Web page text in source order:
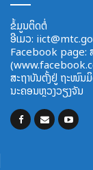
ຂໍ້ມູນຕິດຕໍ່
ອີ​ເມວ:
Facebook page:
ສະ​ຖາ​ບັນ​ຕັ້ງຢູ່ ຖະໜົນ
ນະຄອນຫຼວງວຽງຈັນ